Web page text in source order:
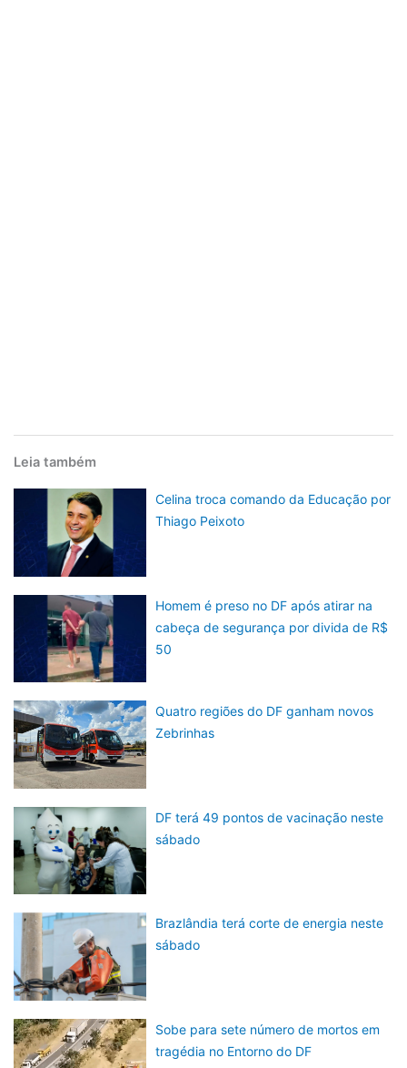
Leia também
Celina troca comando da Educação por
Thiago Peixoto
Homem é preso no DF após atirar na
cabeça de segurança por divida de R$
50
Quatro regiões do DF ganham novos
Zebrinhas
DF terá 49 pontos de vacinação neste
sábado
Brazlândia terá corte de energia neste
sábado
Sobe para sete número de mortos em
tragédia no Entorno do DF